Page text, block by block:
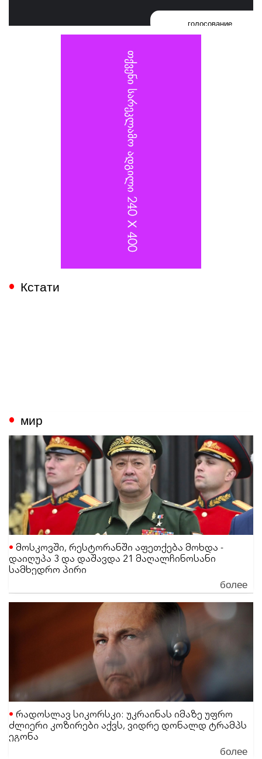
დესანტო დივიზიის ყოფილ მეთაურს, გენერალ-მაიორ
ვლადიმერ სელივერსტოვს, რომელიც 2022 წელს
კიევზე იერიშს ხელმძღვანელობდა, და თავდაცვის
დეპარტამენტის უფროსს, გენერალ-ლეიტენანტ
голосование
Кстати
мир
მოსკოვში, რესტორანში აფეთქება მოხდა -
დაიღუპა 3 და დაშავდა 21 მაღალჩინოსანი
სამხედრო პირი
более
რადოსლავ სიკორსკი: უკრაინას იმაზე უფრო
ძლიერი კოზირები აქვს, ვიდრე დონალდ ტრამპს
ეგონა
более